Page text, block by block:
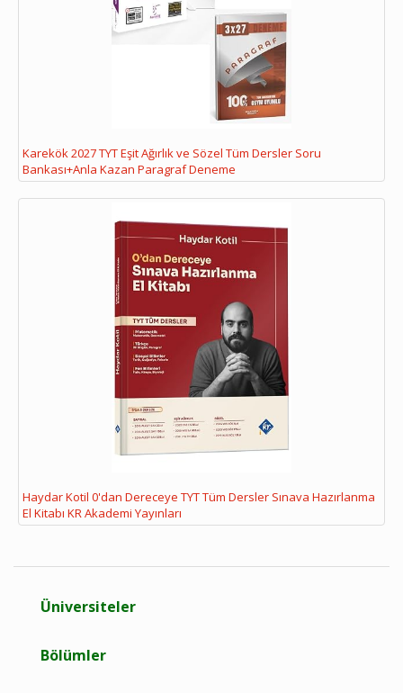
Karekök 2027 TYT Eşit Ağırlık ve Sözel Tüm Dersler Soru
Bankası+Anla Kazan Paragraf Deneme
Haydar Kotil 0'dan Dereceye TYT Tüm Dersler Sınava Hazırlanma
El Kitabı KR Akademi Yayınları
Üniversiteler
Bölümler